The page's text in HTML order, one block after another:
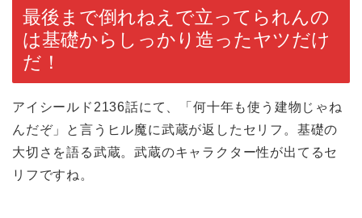
最後まで倒れねえで立ってられんの
は基礎からしっかり造ったヤツだけ
だ！
アイシールド2136話にて、「何十年も使う建物じゃね
んだぞ」と言うヒル魔に武蔵が返したセリフ。基礎の
大切さを語る武蔵。武蔵のキャラクター性が出てるセ
リフですね。